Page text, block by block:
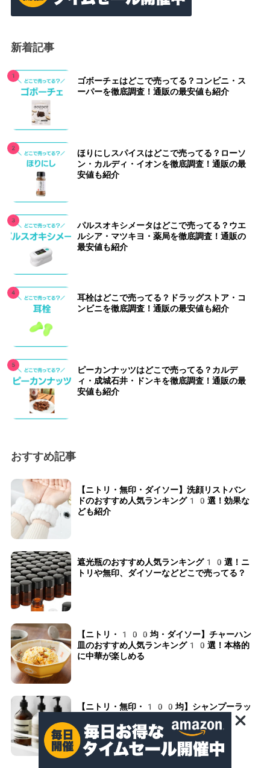
新着記事
ゴボーチェはどこで売ってる？コンビニ・ス
ーパーを徹底調査！通販の最安値も紹介
ほりにしスパイスはどこで売ってる？ローソ
ン・カルディ・イオンを徹底調査！通販の最
安値も紹介
パルスオキシメータはどこで売ってる？ウエ
ルシア・マツキヨ・薬局を徹底調査！通販の
最安値も紹介
耳栓はどこで売ってる？ドラッグストア・コ
ンビニを徹底調査！通販の最安値も紹介
ピーカンナッツはどこで売ってる？カルデ
ィ・成城石井・ドンキを徹底調査！通販の最
安値も紹介
おすすめ記事
【ニトリ・無印・ダイソー】洗顔リストバン
ドのおすすめ人気ランキング10選！効果な
ども紹介
遮光瓶のおすすめ人気ランキング10選！ニ
トリや無印、ダイソーなどどこで売ってる？
【ニトリ・100均・ダイソー】チャーハン
皿のおすすめ人気ランキング10選！本格的
に中華が楽しめる
【ニトリ・無印・100均】シャンプーラッ
クのおすすめ人気ランキング10選！吊り下
げ式やマグネットタイプなども